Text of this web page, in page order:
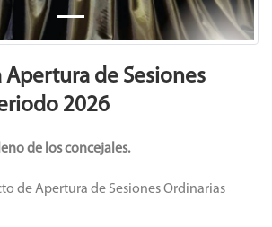
Apertura de Sesiones
2026
de los concejales.
de Apertura de Sesiones Ordinarias